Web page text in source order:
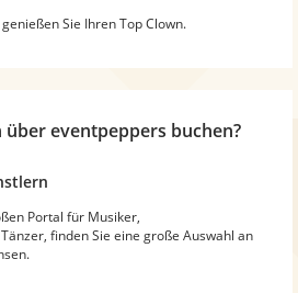
Sie Ihren Top Clown.
über eventpeppers buchen?
Portal für Musiker,
finden Sie eine große Auswahl an